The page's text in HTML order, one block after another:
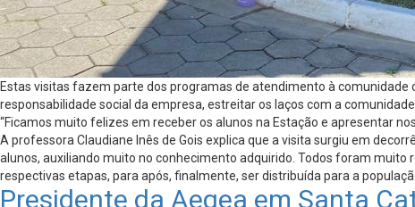
Estas visitas fazem parte dos programas de atendimento à comunidade
responsabilidade social da empresa, estreitar os laços com a
“Ficamos muito felizes em receber os alunos na Estação e apresentar
A professora Claudiane Inês de Gois explica que a visita surgiu em
alunos, auxiliando muito no conhecimento adquirido. Todos foram muito
respectivas etapas, para após, finalmente, ser distribuída para a
Presidente da Aegea em Santa